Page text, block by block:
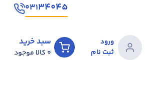
۳۴۰۴۵۰۳۱
ورود
ثبت نام
سبد خرید
0 کالا موجود